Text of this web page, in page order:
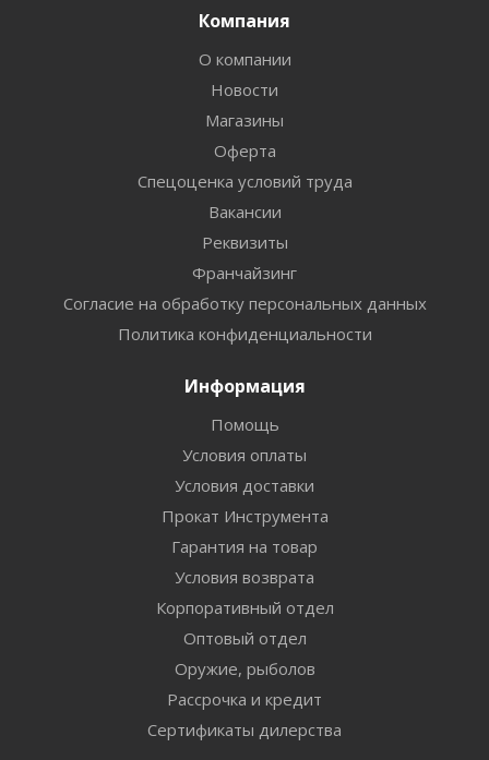
Компания
О компании
Новости
Магазины
Оферта
Спецоценка условий труда
Вакансии
Реквизиты
Франчайзинг
Согласие на обработку персональных данных
Политика конфиденциальности
Информация
Помощь
Условия оплаты
Условия доставки
Прокат Инструмента
Гарантия на товар
Условия возврата
Корпоративный отдел
Оптовый отдел
Оружие, рыболов
Рассрочка и кредит
Сертификаты дилерства